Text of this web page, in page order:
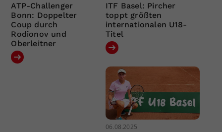
ATP-Challenger
Bonn: Doppelter
Coup durch
Rodionov und
Oberleitner
ITF Basel: Pircher
toppt größten
internationalen U18-
Titel
06.08.2025